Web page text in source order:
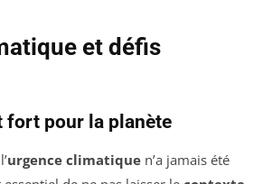
et défis
fort pour la planète
urgence climatique n’a jamais été